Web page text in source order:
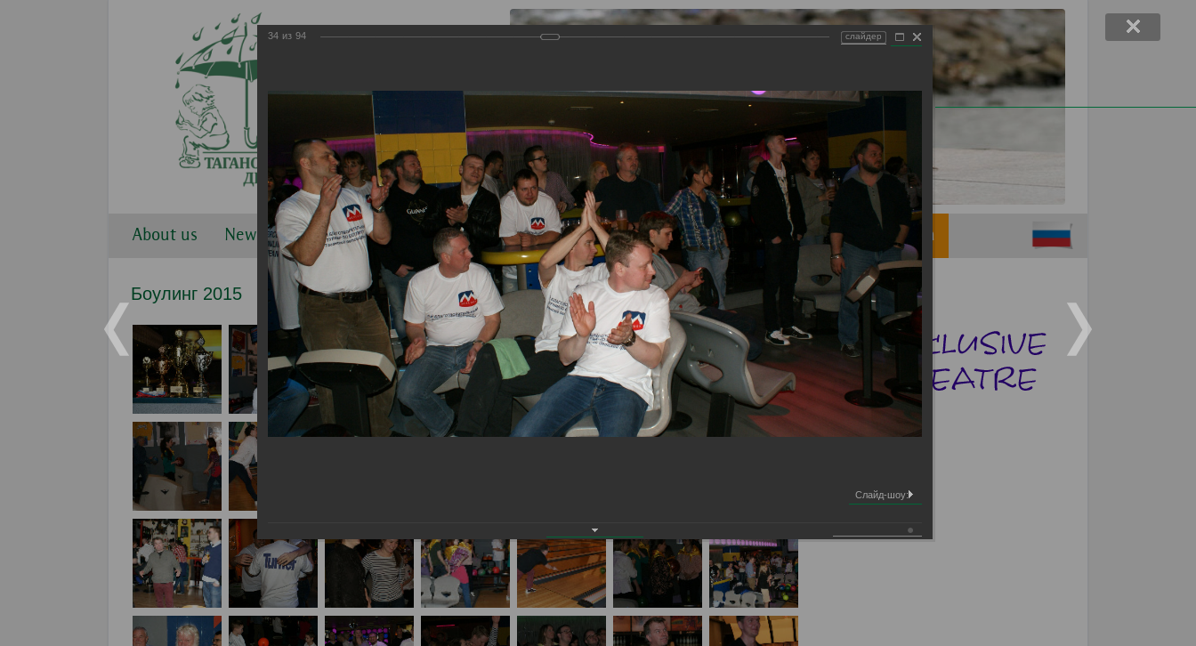
About us News Work directions Gallery Theater "Taganka Shed" Contacts Support children
Боулинг 2015
34 из 94 слайдер
Слайд-шоу: